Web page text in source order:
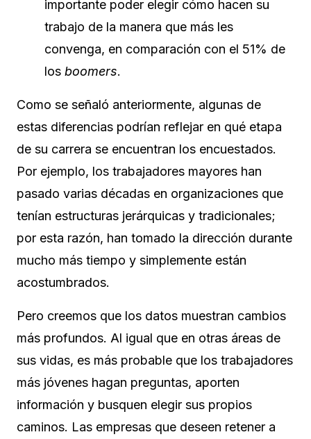
importante poder elegir cómo hacen su
trabajo de la manera que más les
convenga, en comparación con el 51% de
los boomers.
Como se señaló anteriormente, algunas de
estas diferencias podrían reflejar en qué etapa
de su carrera se encuentran los encuestados.
Por ejemplo, los trabajadores mayores han
pasado varias décadas en organizaciones que
tenían estructuras jerárquicas y tradicionales;
por esta razón, han tomado la dirección durante
mucho más tiempo y simplemente están
acostumbrados.
Pero creemos que los datos muestran cambios
más profundos. Al igual que en otras áreas de
sus vidas, es más probable que los trabajadores
más jóvenes hagan preguntas, aporten
información y busquen elegir sus propios
caminos. Las empresas que deseen retener a